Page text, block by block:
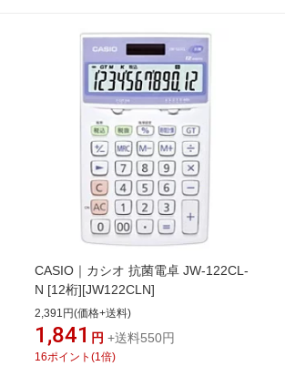
CASIO｜カシオ 抗菌電卓 JW-122CL-
N [12桁][JW122CLN]
2,391円(価格+送料)
1,841 円 +送料550円
16ポイント (1 倍)